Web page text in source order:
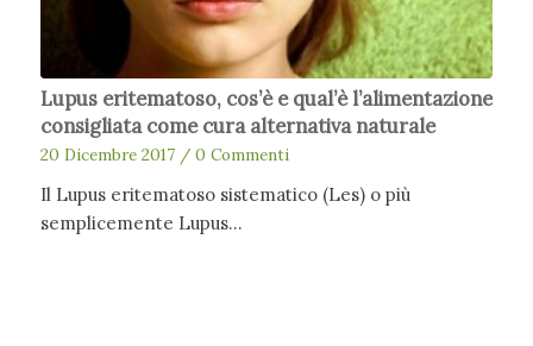
Lupus eritematoso, cos’è e qual’è l’alimentazione
consigliata come cura alternativa naturale
20 Dicembre 2017 / 0 Commenti
Il Lupus eritematoso sistematico (Les) o più
semplicemente Lupus…